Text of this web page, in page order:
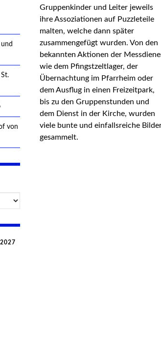
Gruppenkinder und Leiter jeweils
ihre Assoziationen auf Puzzleteile
malten, welche dann später
zusammengefügt wurden. Von den
bekannten Aktionen der
wie dem Pfingstzeltlager, der
Übernachtung im Pfarrheim oder
dem Ausflug in einen Freizeitpark,
bis zu den Gruppenstunden und
dem Dienst in der Kirche, wurden
viele bunte und einfallsreiche
gesammelt.
von